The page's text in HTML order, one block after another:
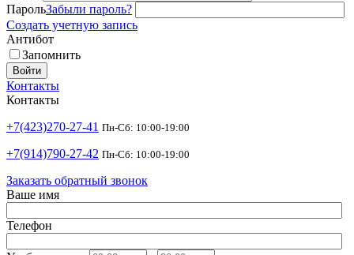
ПарольЗабыли пароль?
Создать учетную запись
Антибот
Запомнить
Войти
Контакты
Контакты
+7(423)270-27-41 Пн-Сб: 10:00-19:00
+7(914)790-27-42 Пн-Сб: 10:00-19:00
Заказать обратный звонок
Ваше имя
Телефон